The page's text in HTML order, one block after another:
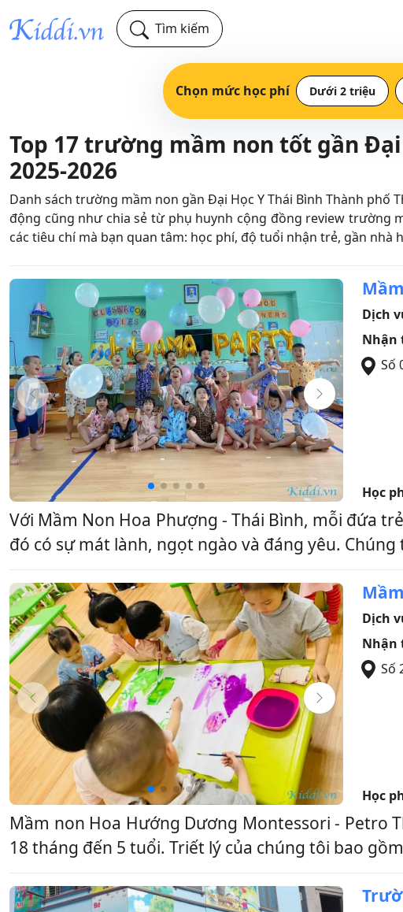
Tìm kiếm
Chọn mức học phí Dưới 2 triệu
Top 17 trường mầm non tốt gần
2025-2026
Danh sách trường mầm non gần Đại Học Y Thái Bình Thành
động cũng như chia sẻ từ phụ huynh cộng đồng review trường
các tiêu chí mà bạn quan tâm: học phí, độ tuổi nhận trẻ, gần nhà
Dịch
Nhận
Số
Học
Với Mầm Non Hoa Phượng - Thái Bình, mỗi đứa
đó có sự mát lành, ngọt ngào và đáng yêu.
Dịch
Nhận
Số
Học
Mầm non Hoa Hướng Dương Montessori - Petro
18 tháng đến 5 tuổi. Triết lý của chúng tôi bao